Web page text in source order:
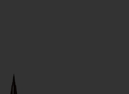
All Day Liquid Eyeliner